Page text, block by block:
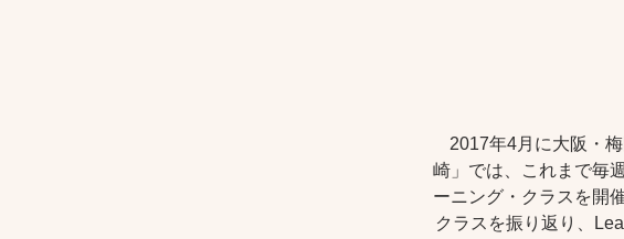
2017年4月に大阪・
崎」では、これまで毎
ーニング・クラスを開
クラスを振り返り、